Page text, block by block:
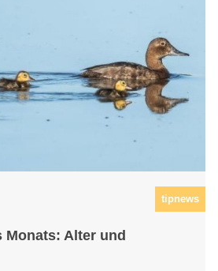
tipnews
Alter und